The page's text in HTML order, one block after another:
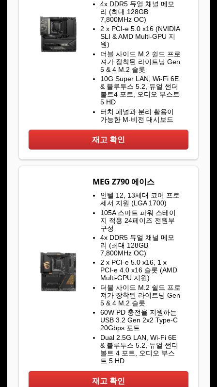
4x DDR5 듀얼 채널 메모
리 (최대 128GB
7,800MHz OC)
2 x PCI-e 5.0 x16 (NVIDIA
SLI & AMD Multi-GPU 지
원)
더블 사이드 M.2 쉴드 프로
져가 장착된 라이트닝 Gen
5 & 4 M.2 슬롯
10G Super LAN, Wi-Fi 6E
& 블루투스 5.2, 듀얼 썬더
볼트4 포트, 오디오 부스트
5 HD
터치 패널과 분리 활용이
가능한 M-비전 대시보드
재고 확인
MEG Z790 에이스
인텔 12, 13세대 코어 프로
세서 지원 (LGA 1700)
105A 스마트 파워 스테이
지 적용 24페이즈 전원부
구성
4x DDR5 듀얼 채널 메모
리 (최대 128GB
7,800MHz OC)
2 x PCI-e 5.0 x16, 1 x
PCI-e 4.0 x16 슬롯 (AMD
Multi-GPU 지원)
더블 사이드 M.2 쉴드 프로
져가 장착된 라이트닝 Gen
5 & 4 M.2 슬롯
60W PD 충전을 지원하는
USB 3.2 Gen 2x2 Type-C
20Gbps 포트
Dual 2.5G LAN, Wi-Fi 6E
& 블루투스 5.2, 듀얼 썬더
볼트 4 포트, 오디오 부스
트 5 HD
재고 확인